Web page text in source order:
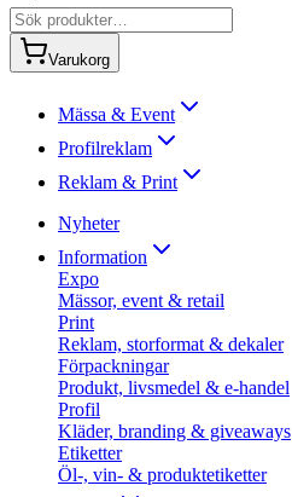
Varukorg
Mässa & Event
Profilreklam
Reklam & Print
Nyheter
Information
Expo
Mässor, event & retail
Print
Reklam, storformat & dekaler
Förpackningar
Produkt, livsmedel & e-handel
Profil
Kläder, branding & giveaways
Etiketter
Öl-, vin- & produktetiketter